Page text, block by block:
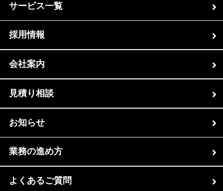
サービス一覧
採用情報
会社案内
見積り相談
お知らせ
業務の進め方
よくあるご質問